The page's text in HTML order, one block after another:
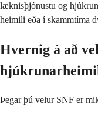
læknisþjónustu og
heimili eða í skammtíma
Hvernig á að
Þegar þú velur SNF er